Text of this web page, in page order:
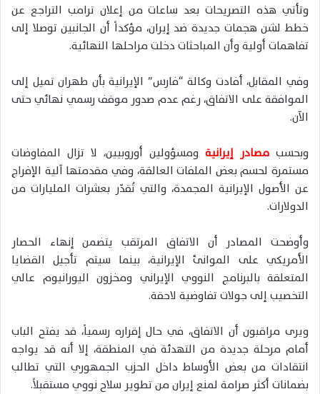
وتأتي هذه التصريحات بعد ساعات من إعلان ترامب التراجع عن
خطط لشن هجمات جديدة ضد إيران، مؤكداً أن الجانبين توصلا إلى
تفاهمات أولية وأن المباحثات دخلت مراحلها النهائية.
وفي المقابل، أفادت وكالة “فارس” الإيرانية بأن طهران تميل إلى
الموافقة على الاتفاق، رغم عدم صدور موقف رسمي نهائي حتى
الآن.
وبحسب مصادر إيرانية ومسؤولين أوروبيين، لا تزال المفاوضات
مستمرة لحسم بعض الملفات العالقة، وفي مقدمتها آلية الإفراج
عن الأصول الإيرانية المجمدة، والتي تُقدّر بعشرات المليارات من
الدولارات.
وأوضحت المصادر أن الاتفاق المرتقب يتضمن إنهاء الحصار
الأمريكي على الموانئ الإيرانية، بينما سيتم تأجيل القضايا
المتعلقة بالبرنامج النووي الإيراني ومخزون اليورانيوم عالي
التخصيب إلى جولات تفاوضية لاحقة.
ويرى مراقبون أن الاتفاق، في حال إقراره رسمياً، قد يفتح الباب
أمام مرحلة جديدة من التهدئة في المنطقة، إلا أنه قد يواجه
انتقادات من بعض الأوساط داخل الحزب الجمهوري التي تطالب
بضمانات أكثر صرامة لمنع إيران من تطوير سلاح نووي مستقبلاً.